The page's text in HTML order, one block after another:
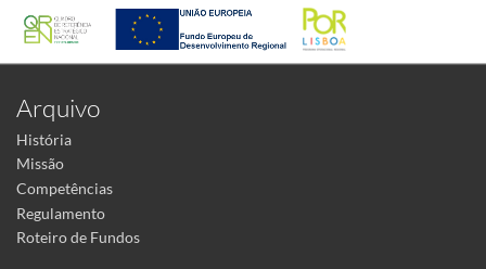
Arquivo
História
Missão
Competências
Regulamento
Roteiro de Fundos